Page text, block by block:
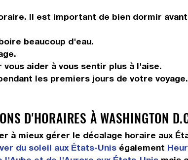
Il est important de bien dormir
beaucoup d'eau.
aider à vous sentir plus à l'aise.
les premiers jours de votre voyage.
D'HORAIRES À WASHINGTON
à mieux gérer le décalage horaire aux
du soleil aux États-Unis également